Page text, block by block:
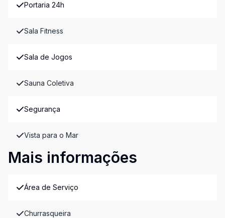
Portaria 24h
Sala Fitness
Sala de Jogos
Sauna Coletiva
Segurança
Vista para o Mar
Mais informações
Área de Serviço
Churrasqueira